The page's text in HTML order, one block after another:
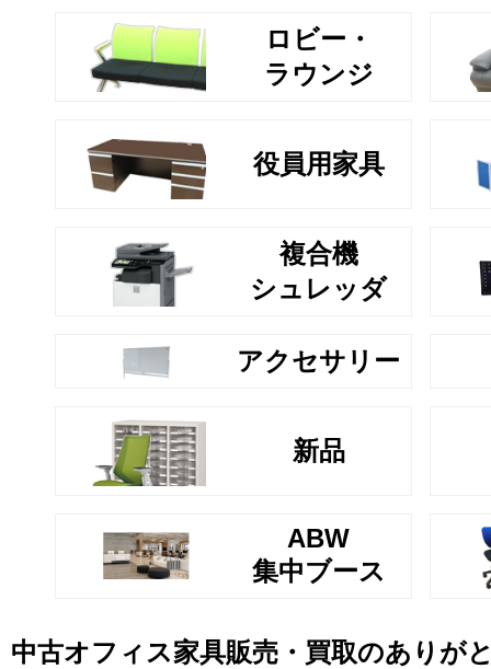
ロビー・
ラウンジ
役員用家具
複合機
シュレッダ
アクセサリー
新品
ABW
集中ブース
中古オフィス家具販売・買取のありが